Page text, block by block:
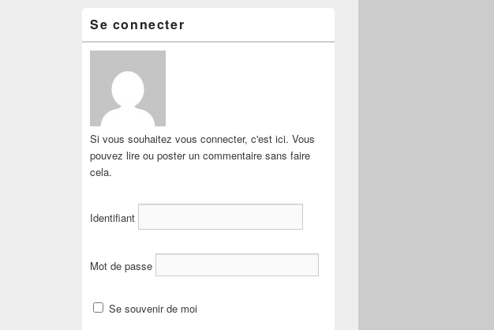
Se connecter
Si vous souhaitez vous connecter, c'est ici. Vous
pouvez lire ou poster un commentaire sans faire
cela.
Identifiant
Mot de passe
Se souvenir de moi